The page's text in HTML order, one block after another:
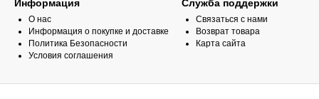
Информация
О нас
Информация о покупке и доставке
Политика Безопасности
Условия соглашения
Служба поддержки
Связаться с нами
Возврат товара
Карта сайта